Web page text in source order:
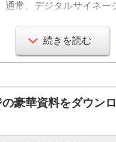
通常、デジタルサイネー
もしくはスケジュールに
おります。
チサイネージは、こちら
続きを読む
豪華資料をダウン